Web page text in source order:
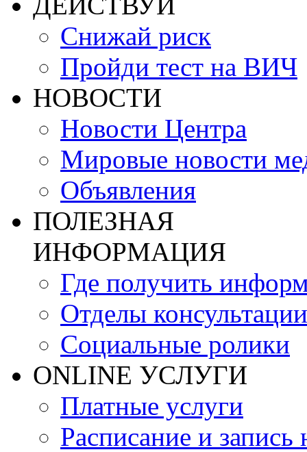
Снижай риск
Пройди тест на ВИЧ
НОВОСТИ
Новости Центра
Мировые новости
Объявления
ПОЛЕЗНАЯ
ИНФОРМАЦИЯ
Где получить
Отделы консультации
Социальные ролики
ONLINE УСЛУГИ
Платные услуги
Расписание и запись